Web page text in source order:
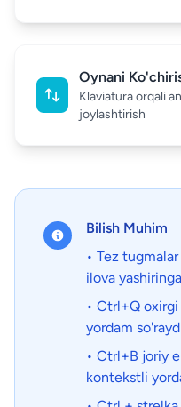
Oynani
Klaviatura orqali
joylashtirish
Bilish Muhim
• Tez
ilova
• Ctrl+Q
yordam
• Ctrl+B joriy
kontekstli